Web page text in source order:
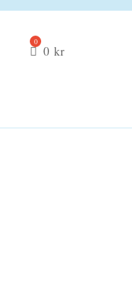
0kr